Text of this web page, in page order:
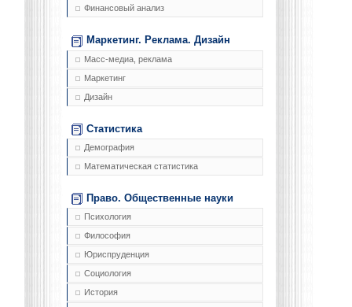
Финансовый анализ
Маркетинг. Реклама. Дизайн
Масс-медиа, реклама
Маркетинг
Дизайн
Статистика
Демография
Математическая статистика
Право. Общественные науки
Психология
Философия
Юриспруденция
Социология
История